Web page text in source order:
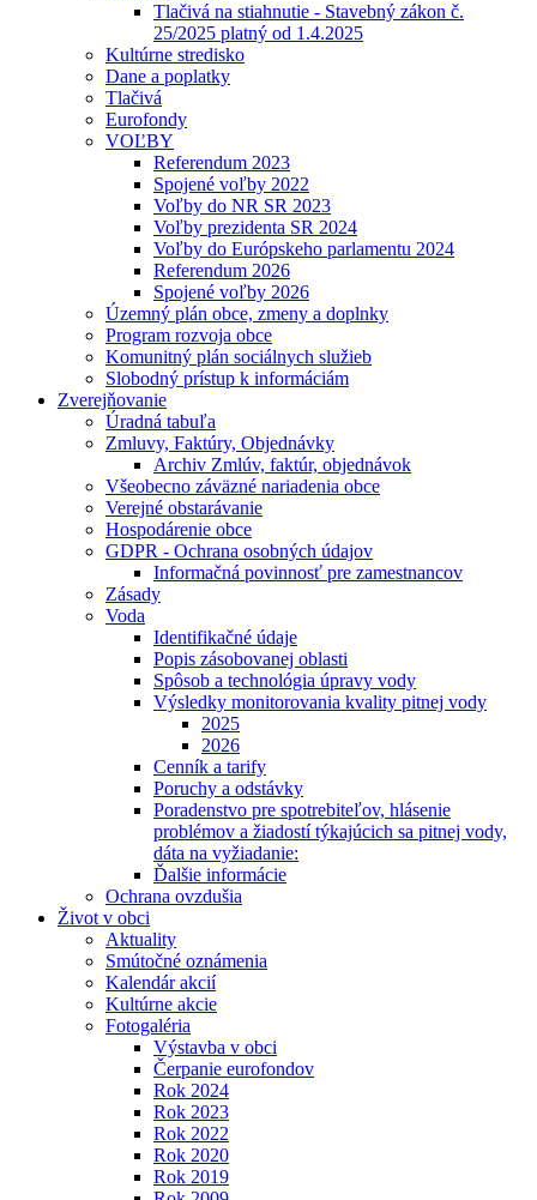
Tlačivá na stiahnutie - Stavebný zákon č.
25/2025 platný od 1.4.2025
Kultúrne stredisko
Dane a poplatky
Tlačivá
Eurofondy
VOĽBY
Referendum 2023
Spojené voľby 2022
Voľby do NR SR 2023
Voľby prezidenta SR 2024
Voľby do Európskeho parlamentu 2024
Referendum 2026
Spojené voľby 2026
Územný plán obce, zmeny a doplnky
Program rozvoja obce
Komunitný plán sociálnych služieb
Slobodný prístup k informáciám
Zverejňovanie
Úradná tabuľa
Zmluvy, Faktúry, Objednávky
Archiv Zmlúv, faktúr, objednávok
Všeobecno záväzné nariadenia obce
Verejné obstarávanie
Hospodárenie obce
GDPR - Ochrana osobných údajov
Informačná povinnosť pre zamestnancov
Zásady
Voda
Identifikačné údaje
Popis zásobovanej oblasti
Spôsob a technológia úpravy vody
Výsledky monitorovania kvality pitnej vody
2025
2026
Cenník a tarify
Poruchy a odstávky
Poradenstvo pre spotrebiteľov, hlásenie
problémov a žiadostí týkajúcich sa pitnej vody,
dáta na vyžiadanie:
Ďalšie informácie
Ochrana ovzdušia
Život v obci
Aktuality
Smútočné oznámenia
Kalendár akcií
Kultúrne akcie
Fotogaléria
Výstavba v obci
Čerpanie eurofondov
Rok 2024
Rok 2023
Rok 2022
Rok 2020
Rok 2019